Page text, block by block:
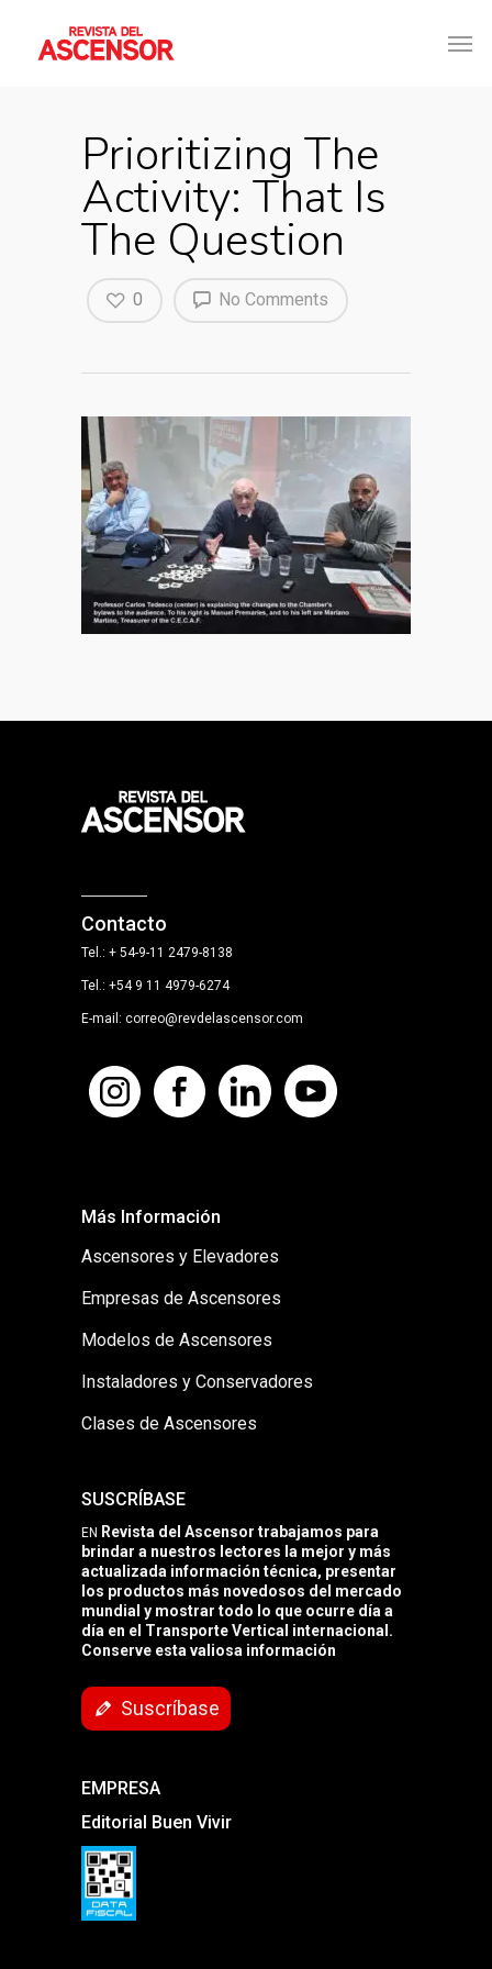
Prioritizing The
Activity: That Is
The Question
No Comments
0
Contacto
Tel.: + 54-9-11 2479-8138
Tel.: +54 9 11 4979-6274
E-mail: correo@revdelascensor.com
Más Información
Ascensores y Elevadores
Empresas de Ascensores
Modelos de Ascensores
Instaladores y Conservadores
Clases de Ascensores
SUSCRÍBASE
EN Revista del Ascensor trabajamos para
brindar a nuestros lectores la mejor y más
actualizada información técnica, presentar
los productos más novedosos del mercado
mundial y mostrar todo lo que ocurre día a
día en el Transporte Vertical internacional.
Conserve esta valiosa información
Suscríbase
EMPRESA
Editorial Buen Vivir